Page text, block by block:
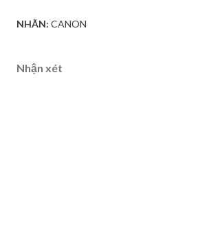
NHÃN: CANON
Nhận xét